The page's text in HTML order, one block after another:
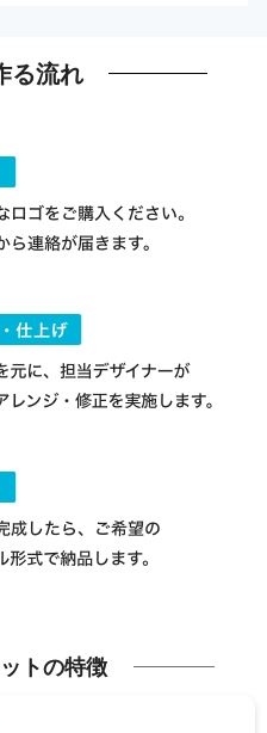
る流れ
トの特徴